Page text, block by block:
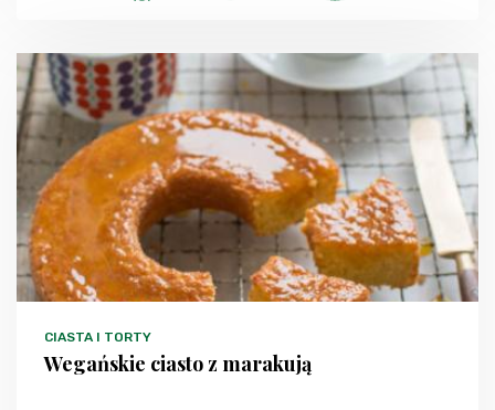
CIASTA I TORTY
Wegańskie ciasto z marakują